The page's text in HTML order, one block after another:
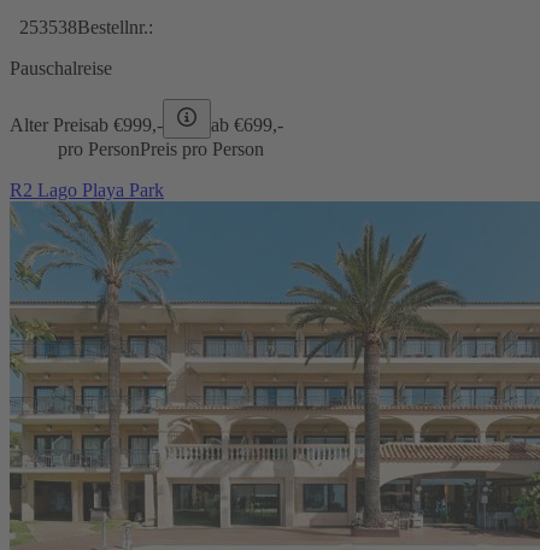
253538Bestellnr.:
Pauschalreise
Alter Preisab €999,- ab €699,-
pro PersonPreis pro Person
R2 Lago Playa Park